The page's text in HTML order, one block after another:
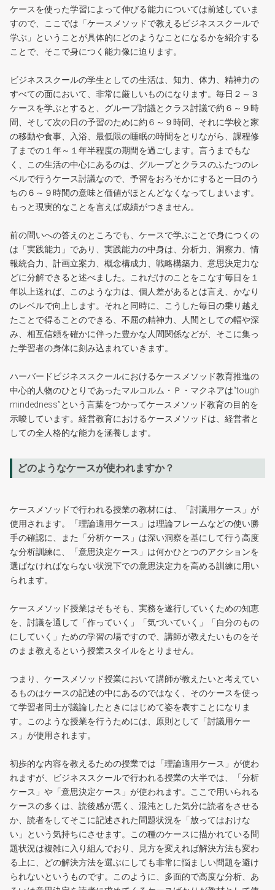
ケースを使った学習によって伸びる能力については前述していま
すので、ここでは「ケースメソッドで教えるビジネススクールで
学ぶ」ということが具体的にどのようなことになるかを紹介する
ことで、そこで身につく能力像に迫ります。
ビジネススクールの学生としての生活は、知力、体力、精神力の
すべての面において、非常に厳しいものになります。毎日２～３
ケースを学ぶとすると、グループ討議とクラス討議で約６～９時
間、そして次の日の予習のために約６～９時間、それに学校と家
の移動や食事、入浴、最低限の睡眠の時間をとりながら、課程修
了までの１年～１年半程度の期間を過ごします。言うまでもな
く、この生活の中心にあるのは、グループとクラスのふたつのレ
ベルで行うケース討議なので、予習をおろそかにすると一日のう
ちの６～９時間の意味と価値がほとんどなくなってしまいます。
もっと現実的なことを言えば成績がつきません。
前の問いへの答えのところでも、ケースで学ぶことで身につくの
は「実践能力」であり、実践能力の中身は、分析力、洞察力、情
報統合力、計画立案力、概念構成力、戦略構築力、意思決定力な
どに分解できると述べました。これだけのことをこなす毎日を１
年以上送れば、このような力は、個人差があるとは言え、かなり
のレベルで向上します。それと同時に、こうした毎日の乗り越え
たことで得ることのできる、不屈の精神力、人間としての幅や深
み、相互信頼を確かに伴った豊かな人間関係などが、そこに集っ
た学習者の身体に刻み込まれていきます。
ハーバードビジネススクールにおけるケースメソッド教育推進の
中心的人物のひとりであったマルコルム・Ｐ・マクネアは“tough
mindedness”という言葉をつかってケースメソッド教育の目的を
示唆しています。経営教育におけるケースメソッドは、経営者と
しての全人格的な能力を涵養します。
どのようなケースが使われますか？
ケースメソッドで行われる授業の教材には、「討議用ケース」が
使用されます。「理論適用ケース」は理論フレームなどの使い勝
手の確認に、また「分析ケース」は深い洞察を基にして行う高度
な分析訓練に、「意思決定ケース」は何かひとつのアクションを
選ばなければならない状況下での意思決定力を高める訓練に用い
られます。
ケースメソッド授業はそもそも、実務を遂行していくための知恵
を、討議を通して「作っていく」「気づいていく」「自分のもの
にしていく」ための学習の場ですので、講師が教えたいものをそ
のまま教えるという授業スタイルをとりません。
つまり、ケースメソッド授業において講師が教えたいと考えてい
るものはケースの記述の中にあるのではなく、そのケースを使っ
て学習者同士が議論したときにはじめて姿を表すことになりま
す。このような授業を行うためには、原則として「討議用ケー
ス」が使用されます。
初歩的な内容を教えるための授業では「理論適用ケース」が使わ
れますが、ビジネススクールで行われる授業の大半では、「分析
ケース」や「意思決定ケース」が使われます。ここで用いられる
ケースの多くは、読後感が悪く、混沌とした気分に読者をさせる
か、読者をしてそこに記述された問題状況を「放ってはおけな
い」という気持ちにさせます。この種のケースに描かれている問
題状況は複雑に入り組んでおり、見方を変えれば解決方法も変わ
る上に、どの解決方法を選ぶにしても非常に悩ましい問題を避け
られないというものです。このように、多面的で高度な分析、あ